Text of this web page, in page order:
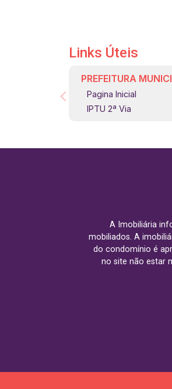
Links Úteis
PREFEITURA
Pagina Inicial
IPTU 2ª Via
A Imobiliária
mobiliados. A
do condomínio é
no site não estar